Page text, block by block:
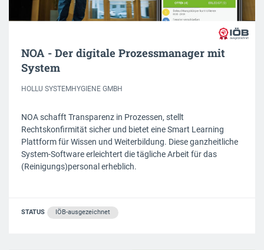
NOA - Der digitale Prozessmanager mit
System
HOLLU SYSTEMHYGIENE GMBH
NOA schafft Transparenz in Prozessen, stellt
Rechtskonfirmität sicher und bietet eine Smart Learning
Plattform für Wissen und Weiterbildung. Diese ganzheitliche
System-Software erleichtert die tägliche Arbeit für das
(Reinigungs)personal erheblich.
STATUS IÖB-ausgezeichnet